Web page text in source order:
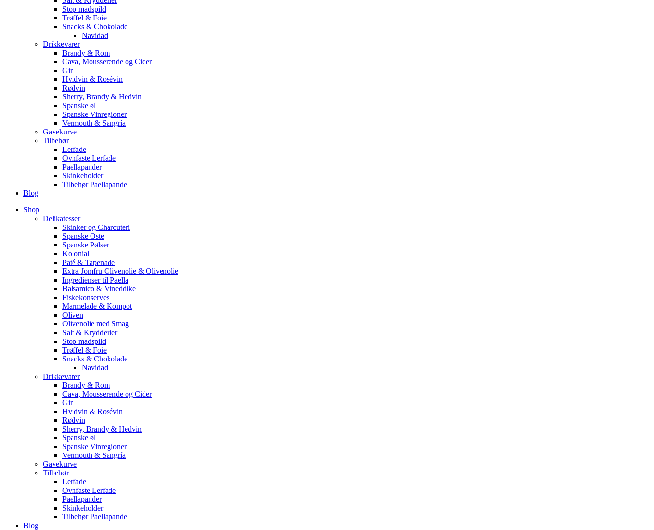
Stop madspild
Trøffel & Foie
Snacks & Chokolade
Navidad
Drikkevarer
Brandy & Rom
Cava, Mousserende og Cider
Gin
Hvidvin & Rosévin
Rødvin
Sherry, Brandy & Hedvin
Spanske øl
Spanske Vinregioner
Vermouth & Sangría
Gavekurve
Tilbehør
Lerfade
Ovnfaste Lerfade
Paellapander
Skinkeholder
Tilbehør Paellapande
Blog
Shop
Delikatesser
Skinker og Charcuteri
Spanske Oste
Spanske Pølser
Kolonial
Paté & Tapenade
Extra Jomfru Olivenolie & Olivenolie
Ingredienser til Paella
Balsamico & Vineddike
Fiskekonserves
Marmelade & Kompot
Oliven
Olivenolie med Smag
Salt & Krydderier
Stop madspild
Trøffel & Foie
Snacks & Chokolade
Navidad
Drikkevarer
Brandy & Rom
Cava, Mousserende og Cider
Gin
Hvidvin & Rosévin
Rødvin
Sherry, Brandy & Hedvin
Spanske øl
Spanske Vinregioner
Vermouth & Sangría
Gavekurve
Tilbehør
Lerfade
Ovnfaste Lerfade
Paellapander
Skinkeholder
Tilbehør Paellapande
Blog